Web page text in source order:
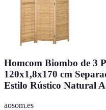
Homcom Biombo de 3
120x1,8x170 cm
Estilo Rústico Natural
aosom.es